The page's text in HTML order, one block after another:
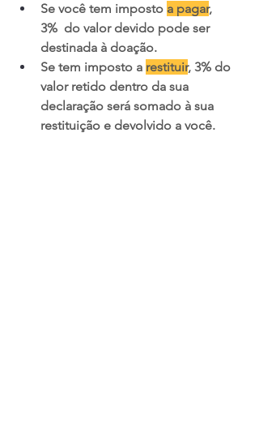
Se você tem imposto a pagar,
3%  do valor devido pode ser
destinada à doação.
Se tem imposto a restituir, 3% do
valor retido dentro da sua
declaração será somado à sua
restituição e devolvido a você.